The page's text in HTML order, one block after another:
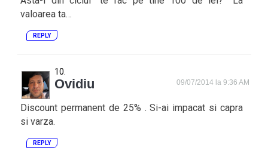
valoarea ta…
REPLY
Ovidiu 09/07/2014 la 9:36 AM
Discount permanent de 25% . Si-ai impacat si capra
si varza.
REPLY